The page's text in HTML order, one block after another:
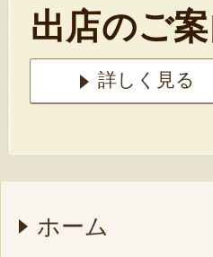
出店のご
詳しく見る
ホーム